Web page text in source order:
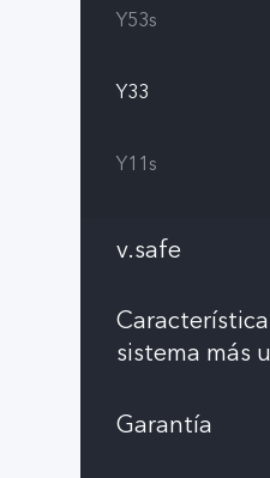
Y53s
Y33
Y11s
v.safe
sistema más
Garantía